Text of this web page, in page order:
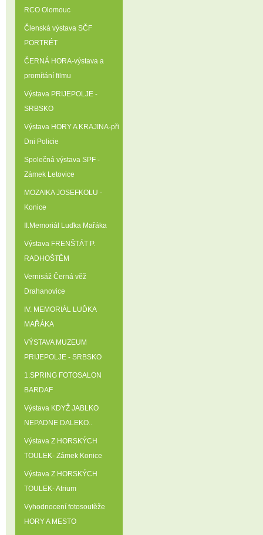
RCO Olomouc
Členská výstava SČF
PORTRÉT
ČERNÁ HORA-výstava a
promítání filmu
Výstava PRIJEPOLJE -
SRBSKO
Výstava HORY A KRAJINA-při
Dni Policie
Společná výstava SPF -
Zámek Letovice
MOZAIKA JOSEFKOLU -
Konice
II.Memoriál Luďka Mařáka
Výstava FRENŠTÁT P.
RADHOŠTĚM
Vernisáž Černá věž
Drahanovice
IV. MEMORIÁL LUĎKA
MAŘÁKA
VÝSTAVA MUZEUM
PRIJEPOLJE - SRBSKO
1.SPRING FOTOSALON
BARDAF
Výstava KDYŽ JABLKO
NEPADNE DALEKO..
Výstava Z HORSKÝCH
TOULEK- Zámek Konice
Výstava Z HORSKÝCH
TOULEK- Atrium
Vyhodnocení fotosoutěže
HORY A MESTO